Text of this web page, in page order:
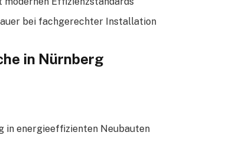
bei fachgerechter Installation
in Nürnberg
in energieeffizienten Neubauten